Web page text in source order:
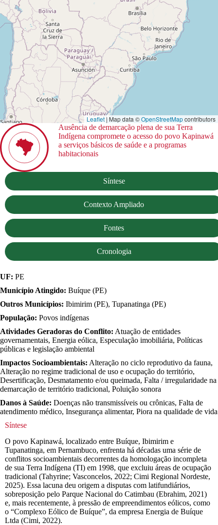
Leaflet | Map data ©OpenStreetMapcontributors
Ausência de demarcação plena de sua Terra
Indígena compromete o acesso do povo Kapinawá
a serviços básicos de saúde e a programas
habitacionais
Síntese
Contexto Ampliado
Fontes
Cronologia
UF: PE
Município Atingido: Buíque (PE)
Outros Municípios: Ibimirim (PE), Tupanatinga (PE)
População: Povos indígenas
Atividades Geradoras do Conflito: Atuação de entidades
governamentais, Energia eólica, Especulação imobiliária, Políticas
públicas e legislação ambiental
Impactos Socioambientais: Alteração no ciclo reprodutivo da fauna,
Alteração no regime tradicional de uso e ocupação do território,
Desertificação, Desmatamento e/ou queimada, Falta / irregularidade na
demarcação de território tradicional, Poluição sonora
Danos à Saúde: Doenças não transmissíveis ou crônicas, Falta de
atendimento médico, Insegurança alimentar, Piora na qualidade de vida
Síntese
O povo Kapinawá, localizado entre Buíque, Ibimirim e
Tupanatinga, em Pernambuco, enfrenta há décadas uma série de
conflitos socioambientais decorrentes da homologação incompleta
de sua Terra Indígena (TI) em 1998, que excluiu áreas de ocupação
tradicional (Tahyrine; Vasconcelos, 2022; Cimi Regional Nordeste,
2025). Essa lacuna deu origem a disputas com latifundiários,
sobreposição pelo Parque Nacional do Catimbau (Ebrahim, 2021)
e, mais recentemente, à pressão de empreendimentos eólicos, como
o “Complexo Eólico de Buíque”, da empresa Energia de Buíque
Ltda (Cimi, 2022).